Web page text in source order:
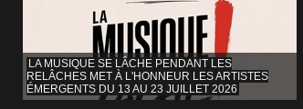
LA MUSIQUE SE LÂCHE PENDANT LES
RELÂCHES MET À L'HONNEUR LES ARTISTES
ÉMERGENTS DU 13 AU 23 JUILLET 2026